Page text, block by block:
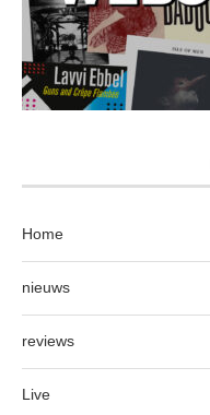
Home
nieuws
reviews
Live